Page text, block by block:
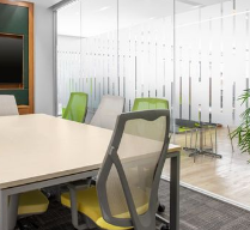
ระดับธุรกิจที่ปลอดภัย
าถึงฝ่ายสนับสนุนงานธุรการ
ด ค่าสาธารณูปโภค และระบ
การแบบรายชั่วโมง รายวัน
ายและกิจกรรมชุมชนเป็นประ
ด้ง่ายผ่านแอปของเรา
ปรับแต่งได้
านที่ได้ตามความต้องการข